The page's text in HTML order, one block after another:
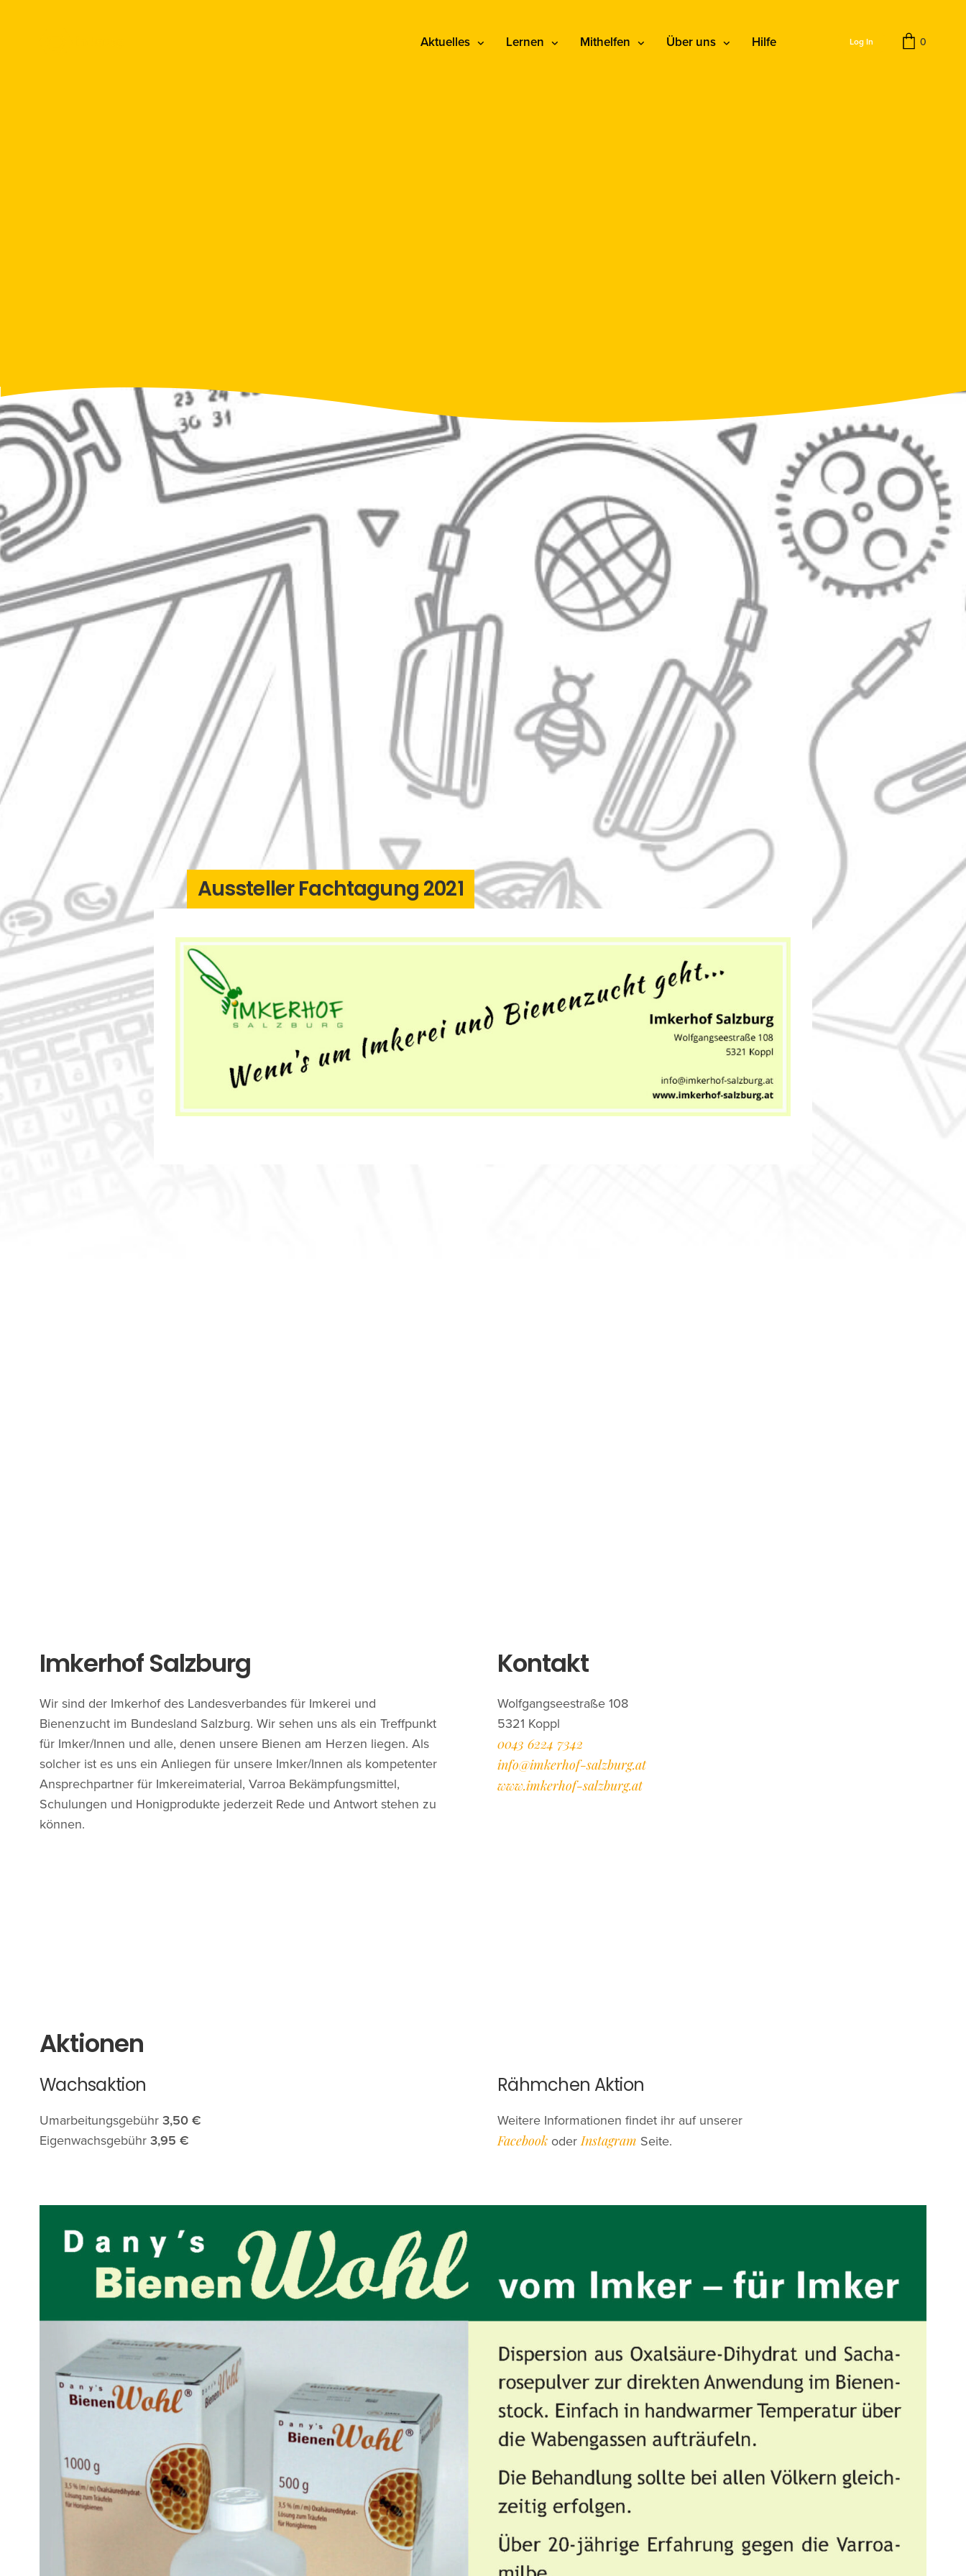
Aktuelles Lernen Mithelfen Über uns Hilfe Log In 0
Aussteller Fachtagung 2021
Imkerhof Salzburg
Wir sind der Imkerhof des Landesverbandes für Imkerei und
Bienenzucht im Bundesland Salzburg. Wir sehen uns als ein Treffpunkt
für Imker/Innen und alle, denen unsere Bienen am Herzen liegen. Als
solcher ist es uns ein Anliegen für unsere Imker/Innen als kompetenter
Ansprechpartner für Imkereimaterial, Varroa Bekämpfungsmittel,
Schulungen und Honigprodukte jederzeit Rede und Antwort stehen zu
können.
Kontakt
Wolfgangseestraße 108
5321 Koppl
0043 6224 7342
info@imkerhof-salzburg.at
www.imkerhof-salzburg.at
Aktionen
Wachsaktion
Umarbeitungsgebühr3,50 €
Eigenwachsgebühr3,95 €
Rähmchen Aktion
Weitere Informationen findet ihr auf unserer
Facebook oderInstagram Seite.